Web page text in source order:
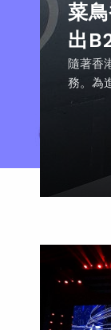
菜
出
隨著香
務。為